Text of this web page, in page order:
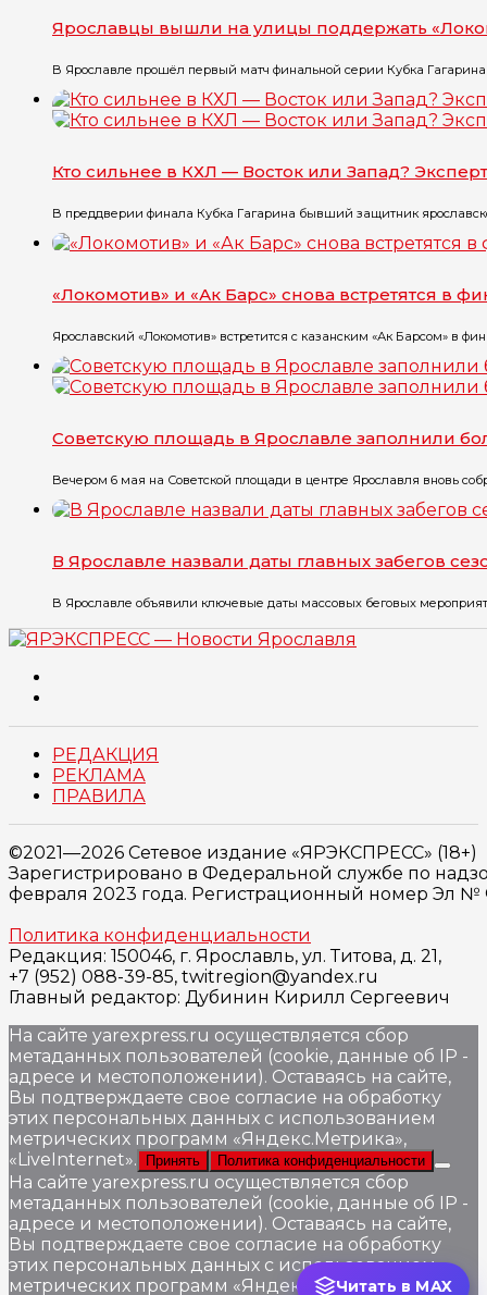
Ярославцы вышли на улицы поддержать
В Ярославле прошёл первый матч финальной серии Кубка
Кто сильнее в КХЛ — Восток или Запад?
В преддверии финала Кубка Гагарина бывший защитник
«Локомотив» и «Ак Барс» снова встретятся в
Ярославский «Локомотив» встретится с казанским «Ак Барсом» в
Советскую площадь в Ярославле заполнили
Вечером 6 мая на Советской площади в центре Ярославля вновь
В Ярославле назвали даты главных забегов
В Ярославле объявили ключевые даты массовых беговых
РЕДАКЦИЯ
РЕКЛАМА
ПРАВИЛА
©2021—2026 Сетевое издание «ЯРЭКСПРЕСС» (18+)
Зарегистрировано в Федеральной службе по
февраля 2023 года. Регистрационный номер Эл №
Политика конфиденциальности
Редакция: 150046, г. Ярославль, ул. Титова, д. 21,
+7 (952) 088-39-85, twitregion@yandex.ru
Главный редактор: Дубинин Кирилл Сергеевич
На сайте yarexpress.ru осуществляется сбор
метаданных пользователей (cookie, данные об IP -
адресе и местоположении). Оставаясь на сайте,
Вы подтверждаете свое согласие на обработку
этих персональных данных c использованием
метрических программ «Яндекс.Метрика»,
«LiveInternet».
Принять Политика конфиденциальности
На сайте yarexpress.ru осуществляется сбор
метаданных пользователей (cookie, данные об IP -
адресе и местоположении). Оставаясь на сайте,
Вы подтверждаете свое согласие на обработку
этих персональных данных c использованием
метрических программ «Яндекс.Метрика»,
Читать в MAX